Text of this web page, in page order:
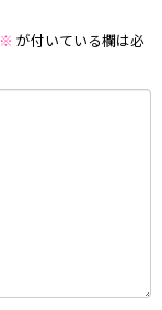
※ が付いている欄は必